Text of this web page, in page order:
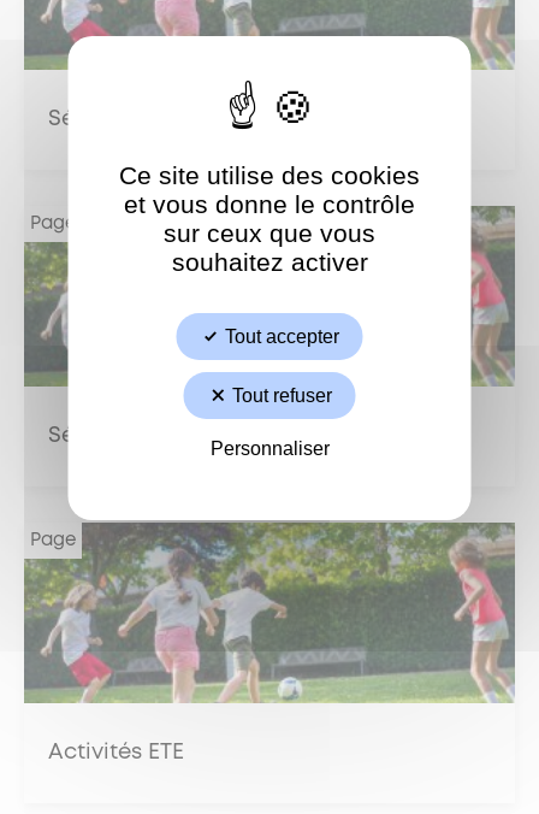
Séjour ski – Inscriptions et tarifs
Page
Séjour ski – Fonctionnement
Page
Activités ETE
Ce site utilise des cookies
et vous donne le contrôle
sur ceux que vous
souhaitez activer
Tout accepter
Tout refuser
Personnaliser